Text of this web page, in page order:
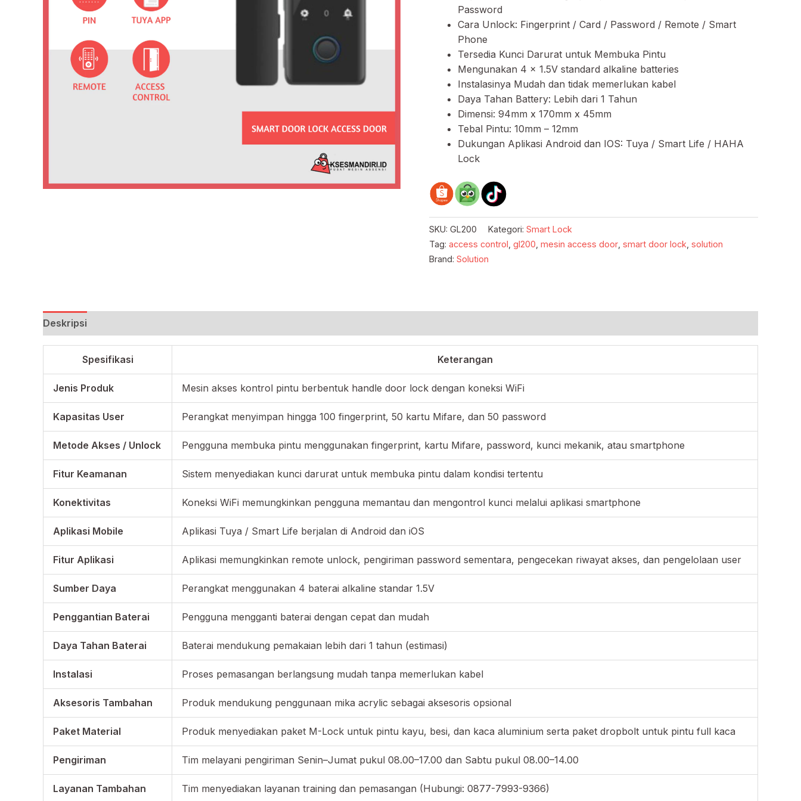
Password
Cara Unlock: Fingerprint / Card / Password / Remote / Smart
Phone
Tersedia Kunci Darurat untuk Membuka Pintu
Mengunakan 4 x 1.5V standard alkaline batteries
Instalasinya Mudah dan tidak memerlukan kabel
Daya Tahan Battery: Lebih dari 1 Tahun
Dimensi: 94mm x 170mm x 45mm
Tebal Pintu: 10mm – 12mm
Dukungan Aplikasi Android dan IOS: Tuya / Smart Life / HAHA
Lock
SKU: GL200 Kategori: Smart Lock
Tag: access control gl200 mesin access door smart door lock solution
Brand: Solution
Deskripsi
Spesifikasi Keterangan
Jenis Produk Mesin akses kontrol pintu berbentuk handle door lock dengan koneksi WiFi
Kapasitas User Perangkat menyimpan hingga 100 fingerprint, 50 kartu Mifare, dan 50 password
Metode Akses / Unlock Pengguna membuka pintu menggunakan fingerprint, kartu Mifare, password, kunci mekanik, atau smartphone
Fitur Keamanan Sistem menyediakan kunci darurat untuk membuka pintu dalam kondisi tertentu
Konektivitas Koneksi WiFi memungkinkan pengguna memantau dan mengontrol kunci melalui aplikasi smartphone
Aplikasi Mobile Aplikasi Tuya / Smart Life berjalan di Android dan iOS
Fitur Aplikasi Aplikasi memungkinkan remote unlock, pengiriman password sementara, pengecekan riwayat akses, dan pengelolaan user
Sumber Daya Perangkat menggunakan 4 baterai alkaline standar 1.5V
Penggantian Baterai Pengguna mengganti baterai dengan cepat dan mudah
Daya Tahan Baterai Baterai mendukung pemakaian lebih dari 1 tahun (estimasi)
Instalasi Proses pemasangan berlangsung mudah tanpa memerlukan kabel
Aksesoris Tambahan Produk mendukung penggunaan mika acrylic sebagai aksesoris opsional
Paket Material Produk menyediakan paket M-Lock untuk pintu kayu, besi, dan kaca aluminium serta paket dropbolt untuk pintu full kaca
Pengiriman Tim melayani pengiriman Senin–Jumat pukul 08.00–17.00 dan Sabtu pukul 08.00–14.00
Layanan Tambahan Tim menyediakan layanan training dan pemasangan (Hubungi: 0877-7993-9366)